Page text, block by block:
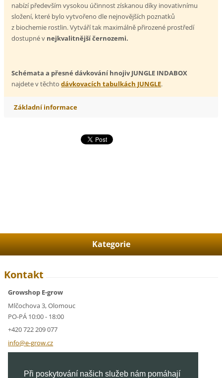
Při poskytování našich služeb nám pomáhají
nabízí především vysokou účinnost získanou díky inovativnímu
složení, které bylo vytvořeno dle nejnovějších poznatků
z biochemie rostlin. Vytváří tak maximálně přirozené prostředí
dostupné v nejkvalitnější černozemi.
Schémata a přesné dávkování hnojiv JUNGLE INDABOX
najdete v těchto dávkovacích tabulkách JUNGLE.
Základní informace
Kategorie
Kontakt
Growshop E-grow
Mlčochova 3, Olomouc
PO-PÁ 10:00 - 18:00
+420 722 209 077
info@e-grow.cz
IČ: 05928591